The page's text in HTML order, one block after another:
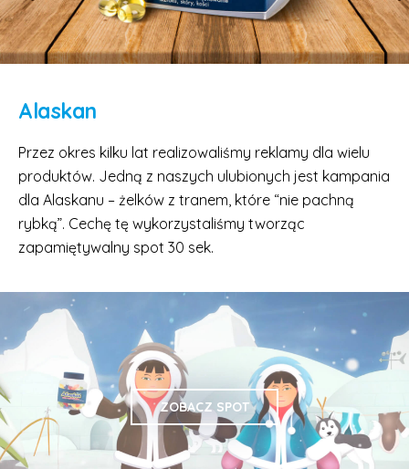
Alaskan
Przez okres kilku lat realizowaliśmy reklamy dla wielu
produktów. Jedną z naszych ulubionych jest kampania
dla Alaskanu – żelków z tranem, które “nie pachną
rybką”. Cechę tę wykorzystaliśmy tworząc
zapamiętywalny spot 30 sek.
ZOBACZ SPOT